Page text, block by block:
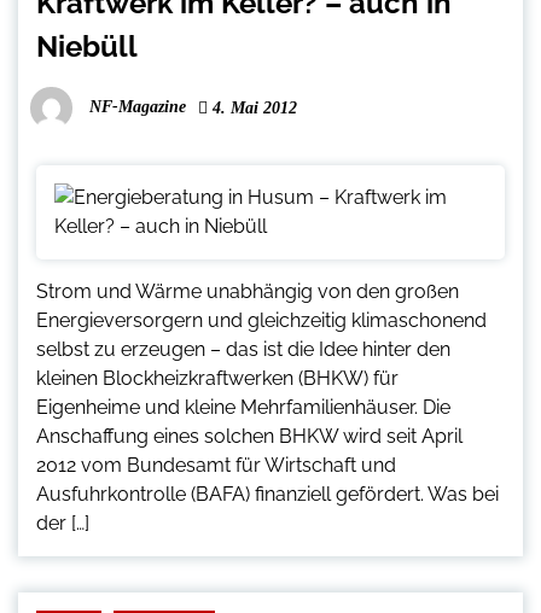
Niebüll
NF-Magazine 4. Mai 2012
Strom und Wärme unabhängig von den großen
Energieversorgern und gleichzeitig klimaschonend
selbst zu erzeugen – das ist die Idee hinter den
kleinen Blockheizkraftwerken (BHKW) für
Eigenheime und kleine Mehrfamilienhäuser. Die
Anschaffung eines solchen BHKW wird seit April
2012 vom Bundesamt für Wirtschaft und
Ausfuhrkontrolle (BAFA) finanziell gefördert. Was bei
der […]